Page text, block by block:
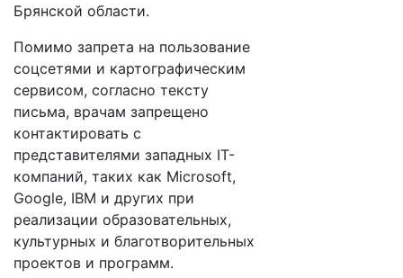
Брянской области.
Помимо запрета на пользование
соцсетями и картографическим
сервисом, согласно тексту
письма, врачам запрещено
контактировать с
представителями западных IT-
компаний, таких как Microsoft,
Google, IBM и других при
реализации образовательных,
культурных и благотворительных
проектов и программ.